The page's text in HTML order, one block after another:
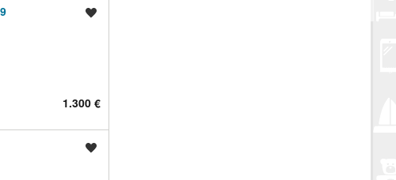
1.300 €